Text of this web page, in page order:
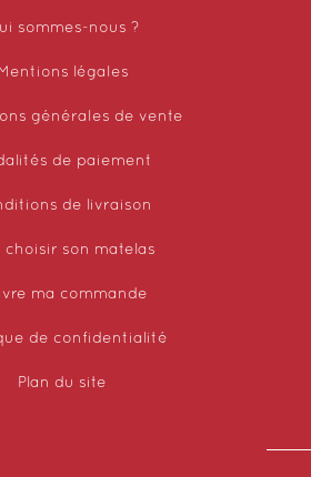
sommes-nous ?
Mentions légales
générales de vente
de paiement
de livraison
choisir son matelas
ma commande
de confidentialité
Plan du site